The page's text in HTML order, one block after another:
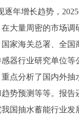
年增长趋势，
大量周密的市场
家海关总署、全
器行业研究单位
点分析了国内外
势预测等等。报
国抽水蓄能行业